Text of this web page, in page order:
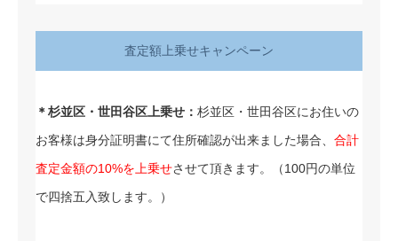
査定額上乗せキャンペーン
＊杉並区・世田谷区上乗せ： 杉並区・世田谷区にお住いの
お客様は身分証明書にて住所確認が出来ました場合、 合計
査定金額の10%を上乗せさせて頂きます。（100円の単位
で四捨五入致します。）